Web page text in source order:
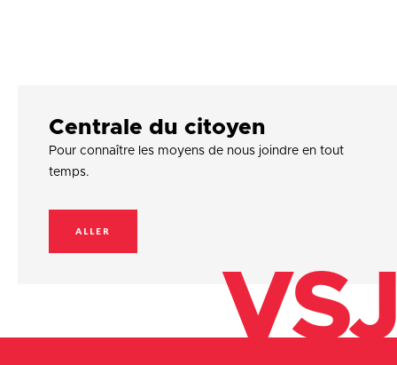
Centrale du citoyen
Pour connaître les moyens de nous joindre en tout
temps.
ALLER
VSJ